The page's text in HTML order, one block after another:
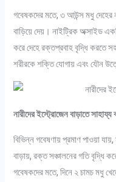
গবেষকদের মতে, ৩ আউন্স মধু দেহের
বাড়িয়ে দেয়। নাইট্রিক অক্সাইড
করে দেহে রক্তপ্রবাহ বৃদ্ধি করতে
শরীরকে শক্তি যোগায় এবং যৌন
নারীদের ইস্ট্রোজেন বাড়াতে সাহায্য
বিভিন্ন গবেষণায় প্রমাণ পাওয়া
বাড়ায়, রক্ত সঞ্চালনের গতি বৃদ্ধি
গবেষকদের মতে, দিনে ২ চামচ মধু